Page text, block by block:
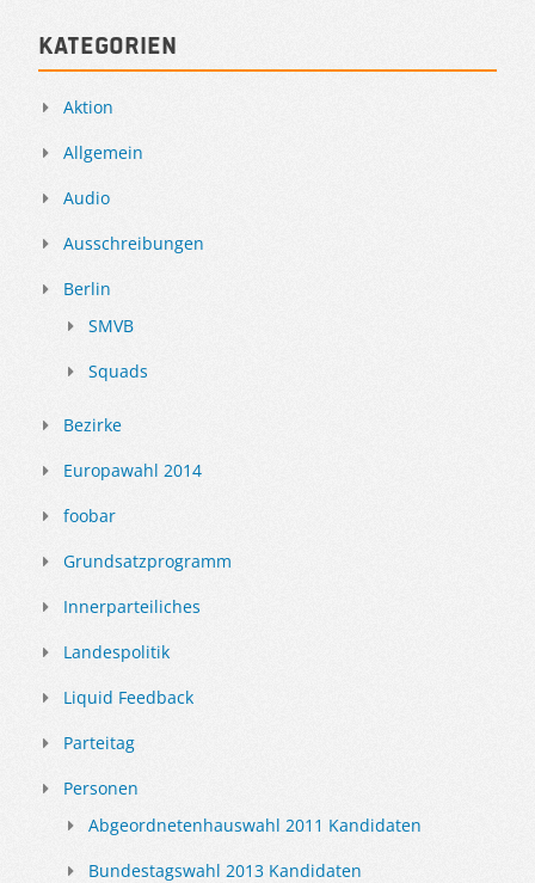
Kategorien
Aktion
Allgemein
Audio
Ausschreibungen
Berlin
SMVB
Squads
Bezirke
Europawahl 2014
foobar
Grundsatzprogramm
Innerparteiliches
Landespolitik
Liquid Feedback
Parteitag
Personen
Abgeordnetenhauswahl 2011 Kandidaten
Bundestagswahl 2013 Kandidaten